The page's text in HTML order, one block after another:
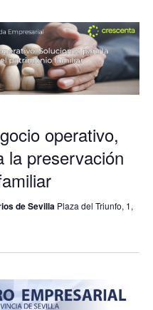
operativo,
la preservación
de Sevilla Plaza del Triunfo, 1,